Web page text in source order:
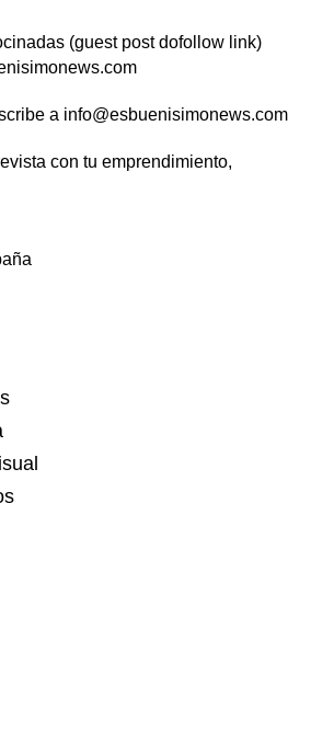
(guest post dofollow link)
a info@esbuenisimonews.com
con tu emprendimiento,